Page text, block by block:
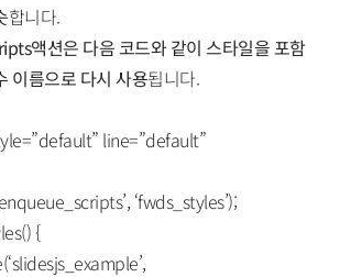
합니다.
액션은 다음 코드와 같이 스타일을 포함
이름으로 다시 사용됩니다.
line=”default”
‘fwds_styles’);
{